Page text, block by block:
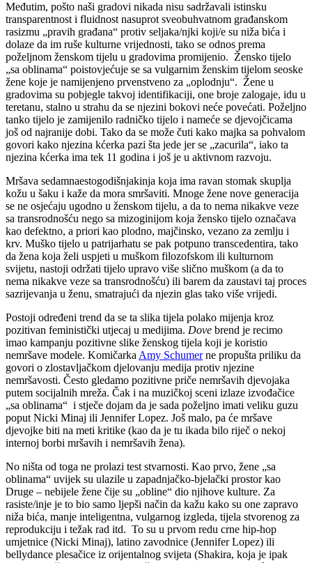
Međutim, pošto naši gradovi nikada nisu sadržavali istinsku
transparentnost i fluidnost nasuprot sveobuhvatnom građanskom
rasizmu „pravih građana“ protiv seljaka/njki koji/e su niža bića i
dolaze da im ruše kulturne vrijednosti, tako se odnos prema
poželjnom ženskom tijelu u gradovima promijenio. Žensko tijelo
„sa oblinama“ poistovjećuje se sa vulgarnim ženskim tijelom seoske
žene koje je namijenjeno prvenstveno za „oplodnju“. Žene u
gradovima su pobjegle takvoj identifikaciji, one broje zalogaje, idu u
teretanu, stalno u strahu da se njezini bokovi neće povećati. Poželjno
tanko tijelo je zamijenilo radničko tijelo i nameće se djevojčicama
još od najranije dobi. Tako da se može čuti kako majka sa pohvalom
govori kako njezina kćerka pazi šta jede jer se „zacurila“, iako ta
njezina kćerka ima tek 11 godina i još je u aktivnom razvoju.
Mršava sedamnaestogodišnjakinja koja ima ravan stomak skuplja
kožu u šaku i kaže da mora smršaviti. Mnoge žene nove generacija
se ne osjećaju ugodno u ženskom tijelu, a da to nema nikakve veze
sa transrodnošću nego sa mizoginijom koja žensko tijelo označava
kao defektno, a priori kao plodno, majčinsko, vezano za zemlju i
krv. Muško tijelo u patrijarhatu se pak potpuno transcedentira, tako
da žena koja želi uspjeti u muškom filozofskom ili kulturnom
svijetu, nastoji održati tijelo upravo više slično muškom (a da to
nema nikakve veze sa transrodnošću) ili barem da zaustavi taj proces
sazrijevanja u ženu, smatrajući da njezin glas tako više vrijedi.
Postoji određeni trend da se ta slika tijela polako mijenja kroz
pozitivan feministički utjecaj u medijima. Dove brend je recimo
imao kampanju pozitivne slike ženskog tijela koji je koristio
nemršave modele. Komičarka Amy Schumerne propušta priliku da
govori o zlostavljačkom djelovanju medija protiv njezine
nemršavosti. Često gledamo pozitivne priče nemršavih djevojaka
putem socijalnih mreža. Čak i na muzičkoj sceni izlaze izvođačice
„sa oblinama“ i stječe dojam da je sada poželjno imati veliku guzu
poput Nicki Minaj ili Jennifer Lopez. Još malo, pa će mršave
djevojke biti na meti kritike (kao da je tu ikada bilo riječ o nekoj
internoj borbi mršavih i nemršavih žena).
No ništa od toga ne prolazi test stvarnosti. Kao prvo, žene „sa
oblinama“ uvijek su ulazile u zapadnjačko-bjelački prostor kao
Druge – nebijele žene čije su „obline“ dio njihove kulture. Za
rasiste/inje je to bio samo ljepši način da kažu kako su one zapravo
niža bića, manje inteligentna, vulgarnog izgleda, tijela stvorenog za
reprodukciju i težak rad itd. To su u prvom redu crne hip-hop
umjetnice (Nicki Minaj), latino zavodnice (Jennifer Lopez) ili
bellydance plesačice iz orijentalnog svijeta (Shakira, koja je ipak